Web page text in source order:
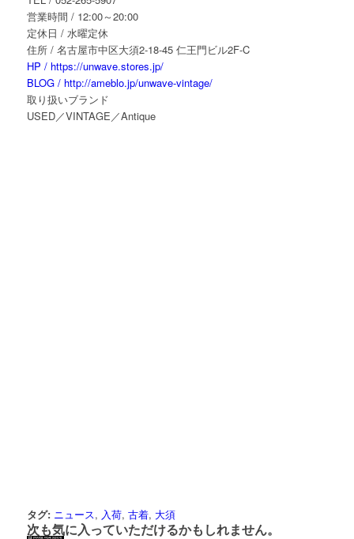
営業時間 / 12:00～20:00
定休日 / 水曜定休
住所 / 名古屋市中区大須2-18-45 仁王門ビル2F-C
HP / https://unwave.stores.jp/
BLOG / http://ameblo.jp/unwave-vintage/
取り扱いブランド
USED／VINTAGE／Antique
タグ: ニュース, 入荷, 古着, 大須
次も気に入っていただけるかもしれません。